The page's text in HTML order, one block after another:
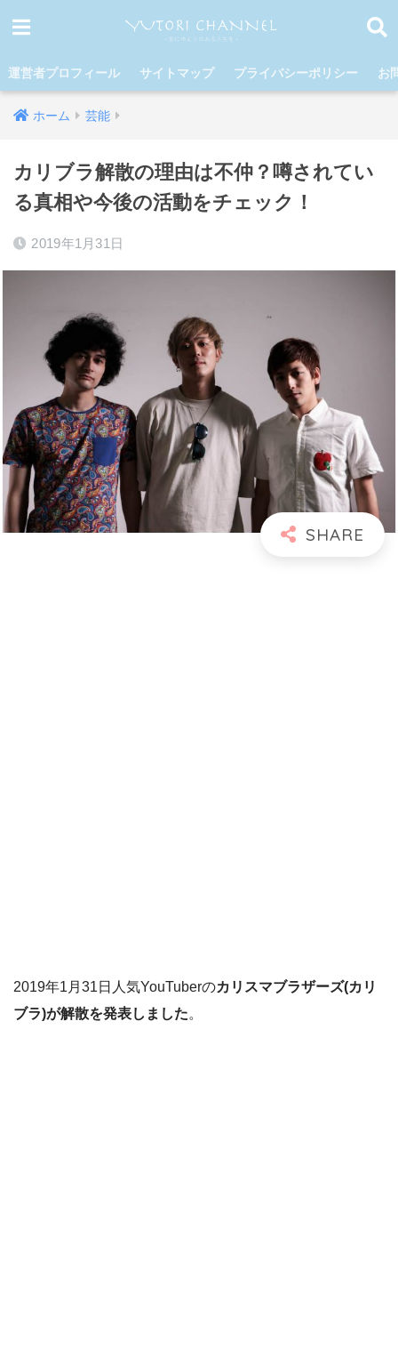
運営者プロフィール サイトマップ プライバシーポリシー お
ホーム 芸能
カリブラ解散の理由は不仲？噂されてい
る真相や今後の活動をチェック！
2019年1月31日
2019年1月31日人気YouTuberのカリスマブラザーズ(カリ
ブラ)が解散を発表しました。